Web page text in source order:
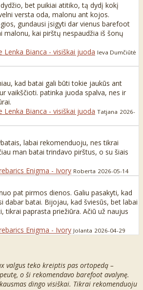
bet puikiai atitiko, tą dydį kokį
versta oda, malonu ant kojos.
gundausi įsigyti dar vienus barefoot
malonu, kai pirštų nespaudžia iš šonų
Bianca - visiškai juoda Ieva Dumčiūtė
kad batai gali būti tokie jaukūs ant
vaikščioti. patinka juoda spalva, nes ir
Bianca - visiškai juoda Tatjana 2026-
labai rekomenduoju, nes tikrai
man batai trindavo pirštus, o su šiais
Enigma - Ivory Roberta 2026-05-14
pat pirmos dienos. Galiu pasakyti, kad
dabar batai. Bijojau, kad šviesūs, bet labai
tikrai paprasta priežiūra. Ačiū už naujus
Enigma - Ivory Jolanta 2026-04-29
valgus teko kreiptis pas ortopedą –
o ši rekomendavo barefoot avalynę.
dingo visiškai. Tikrai rekomenduoju